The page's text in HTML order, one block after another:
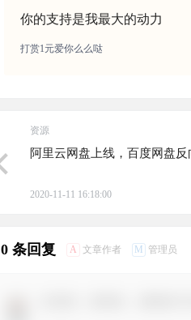
你的支持是我最大的动力
打赏1元爱你么么哒
资源
阿里云网盘上线，百度网盘
2020-11-11 16:18:00
0 条回复 A 文章作者 M 管理员